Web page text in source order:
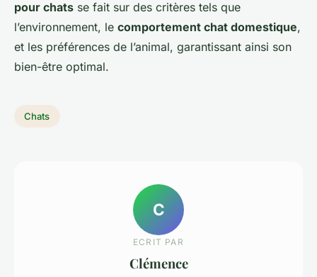
pour chats se fait sur des critères tels que
l’environnement, le comportement chat domestique,
et les préférences de l’animal, garantissant ainsi son
bien-être optimal.
Chats
C
ECRIT PAR
Clémence